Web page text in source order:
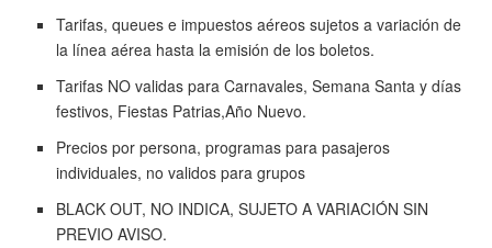
Tarifas, queues e impuestos aéreos sujetos a variación de
la línea aérea hasta la emisión de los boletos.
Tarifas NO validas para Carnavales, Semana Santa y días
festivos, Fiestas Patrias,Año Nuevo.
Precios por persona, programas para pasajeros
individuales, no validos para grupos
BLACK OUT, NO INDICA, SUJETO A VARIACIÓN SIN
PREVIO AVISO.